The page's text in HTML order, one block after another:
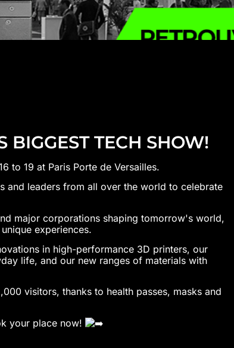
BIGGEST TECH SHOW!
to 19 at Paris Porte de Versailles.
and leaders from all over the world to celebrate
major corporations shaping tomorrow's world,
experiences.
in high-performance 3D printers, our
life, and our new ranges of materials with
visitors, thanks to health passes, masks and
your place now!